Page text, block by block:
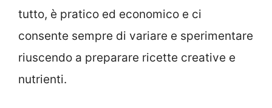
tutto, è pratico ed economico e ci
consente sempre di variare e sperimentare
riuscendo a preparare ricette creative e
nutrienti.